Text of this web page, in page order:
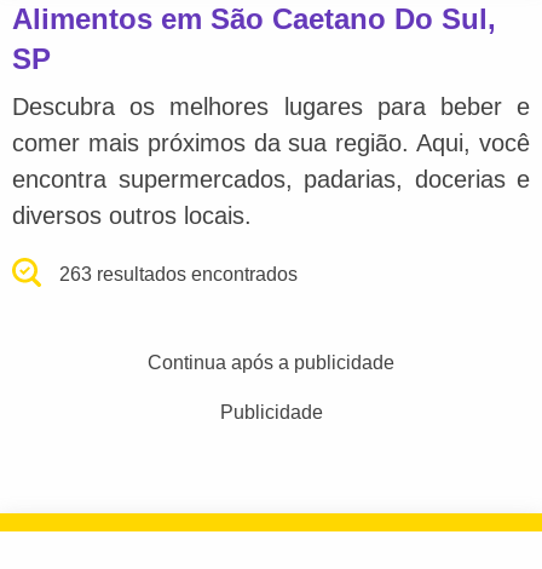
Alimentos em São Caetano Do Sul,
SP
Descubra os melhores lugares para beber e
comer mais próximos da sua região. Aqui, você
encontra supermercados, padarias, docerias e
diversos outros locais.
263 resultados encontrados
Continua após a publicidade
Publicidade